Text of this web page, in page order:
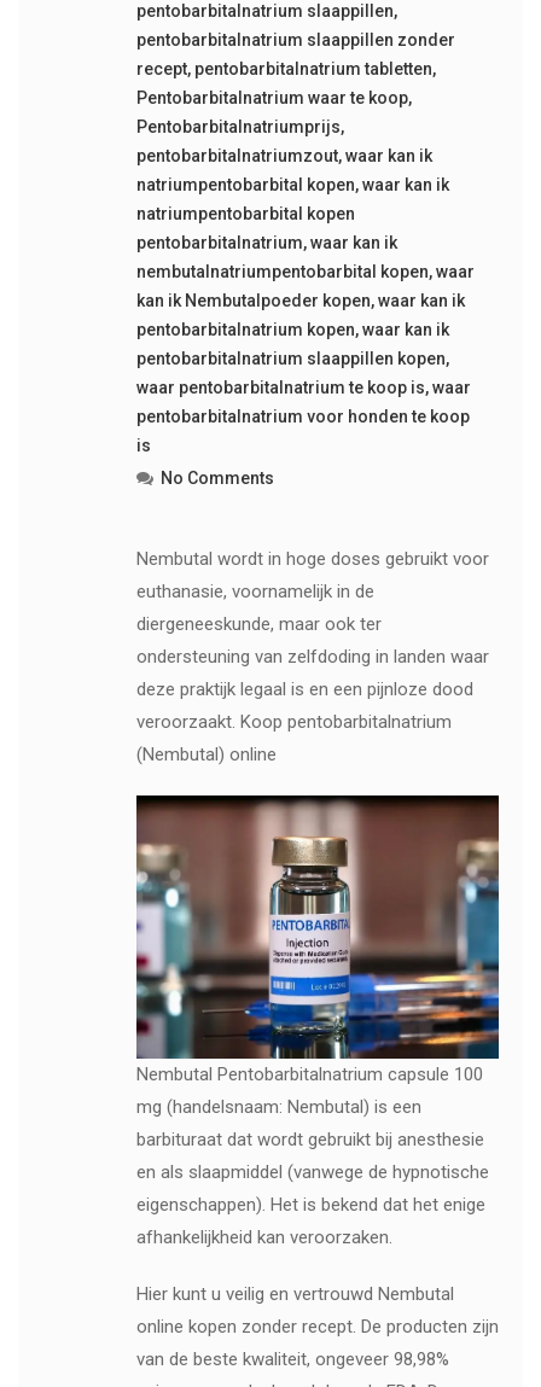
pentobarbitalnatrium slaappillen,
pentobarbitalnatrium slaappillen zonder
recept, pentobarbitalnatrium tabletten,
Pentobarbitalnatrium waar te koop,
Pentobarbitalnatriumprijs,
pentobarbitalnatriumzout,waar kan ik
natriumpentobarbital kopen,waar kan ik
natriumpentobarbital kopen
pentobarbitalnatrium,waar kan ik
nembutalnatriumpentobarbital kopen,waar
kan ik Nembutalpoeder kopen,waar kan ik
pentobarbitalnatrium kopen,waar kan ik
pentobarbitalnatrium slaappillen kopen,
waar pentobarbitalnatrium te koop is,waar
pentobarbitalnatrium voor honden te koop
is
No Comments
Nembutal wordt in hoge doses gebruikt voor
euthanasie, voornamelijk in de
diergeneeskunde, maar ook ter
ondersteuning van zelfdoding in landen waar
deze praktijk legaal is en een pijnloze dood
veroorzaakt. Koop pentobarbitalnatrium
(Nembutal) online
Nembutal Pentobarbitalnatrium capsule 100
mg (handelsnaam: Nembutal) is een
barbituraat dat wordt gebruikt bij anesthesie
en als slaapmiddel (vanwege de hypnotische
eigenschappen). Het is bekend dat het enige
afhankelijkheid kan veroorzaken.
Hier kunt u veilig en vertrouwd Nembutal
online kopen zonder recept. De producten zijn
van de beste kwaliteit, ongeveer 98,98%